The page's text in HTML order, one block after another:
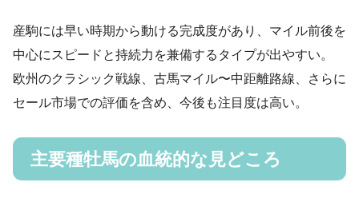
産駒には早い時期から動ける完成度があり、マイル前後を
中心にスピードと持続力を兼備するタイプが出やすい。
欧州のクラシック戦線、古馬マイル〜中距離路線、さらに
セール市場での評価を含め、今後も注目度は高い。
主要種牡馬の血統的な見どころ